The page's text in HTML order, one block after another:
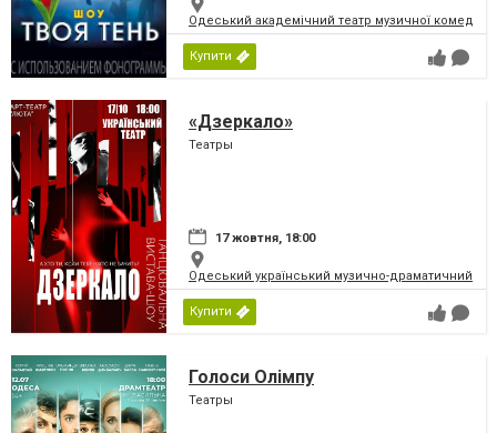
Одеський академічний театр музичної комедії
Купити
«Дзеркало»
Театры
17 жовтня, 18:00
Одеський український музично-драматичний
Купити
Голоси Олімпу
Театры